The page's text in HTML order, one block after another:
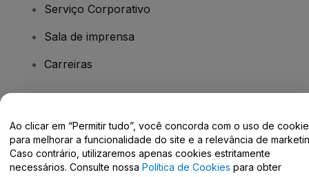
Serviço Corporativo
Sala de imprensa
Carreiras
Centro de Ajuda / Fale Conosco
Ao clicar em “Permitir tudo”, você concorda com o uso de
para melhorar a funcionalidade do site e a relevância de
Caso contrário, utilizaremos apenas cookies estritamente
necessários. Consulte nossa Política de Cookies para obter